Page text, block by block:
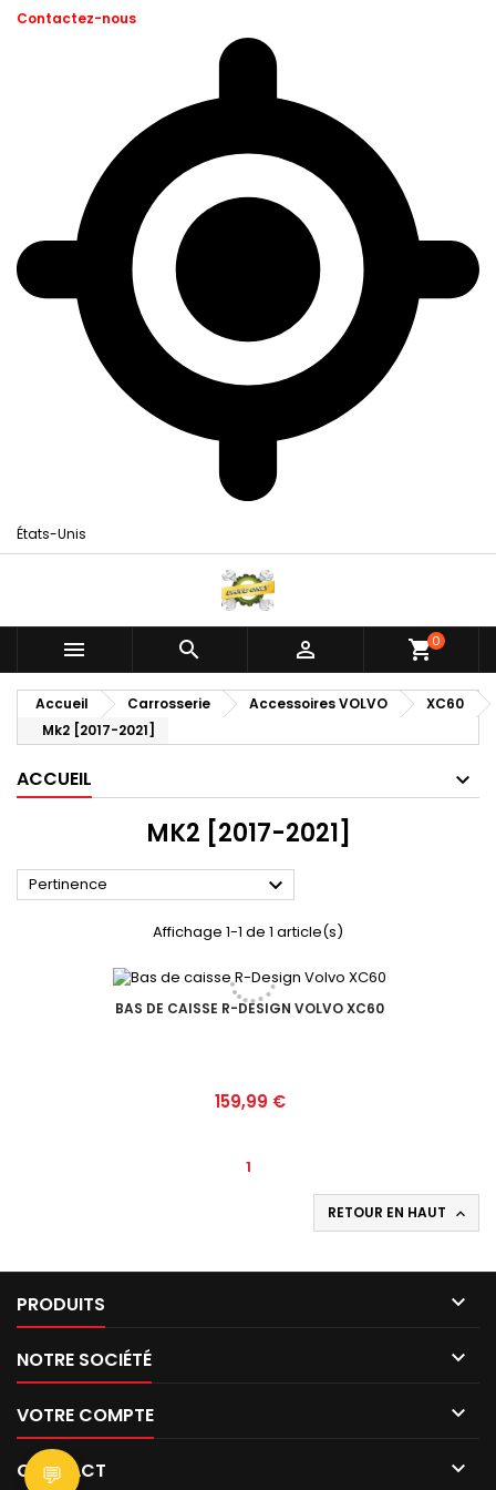
Contactez-nous
États-Unis
   shopping_cart0
Accueil Carrosserie Accessoires VOLVO
XC60
Mk2 [2017-2021]
ACCUEIL
MK2 [2017-2021]
Pertinence 
Affichage 1-1 de 1 article(s)
BAS DE CAISSE R-DESIGN VOLVO XC60
Prix
159,99 €
1
RETOUR EN HAUT 
PRODUITS 
NOTRE SOCIÉTÉ 
VOTRE COMPTE 
CONTACT 
💬